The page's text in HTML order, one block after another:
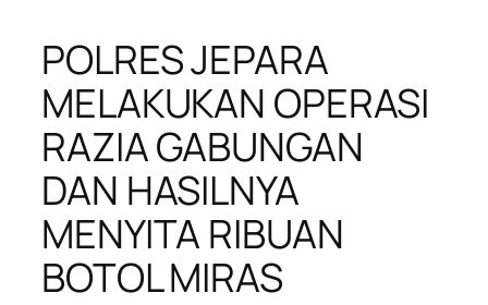
POLRES JEPARA
MELAKUKAN OPERASI
RAZIA GABUNGAN
DAN HASILNYA
MENYITA RIBUAN
BOTOL MIRAS